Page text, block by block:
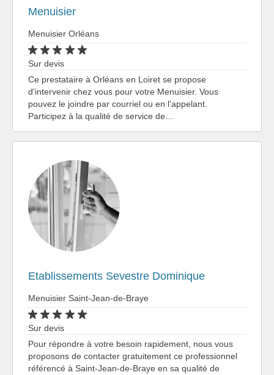
Menuisier
Menuisier Orléans
Sur devis
Ce prestataire à Orléans en Loiret se propose
d'intervenir chez vous pour votre Menuisier. Vous
pouvez le joindre par courriel ou en l'appelant.
Participez à la qualité de service de…
Etablissements Sevestre Dominique
Menuisier Saint-Jean-de-Braye
Sur devis
Pour répondre à votre besoin rapidement, nous vous
proposons de contacter gratuitement ce professionnel
référencé à Saint-Jean-de-Braye en sa qualité de